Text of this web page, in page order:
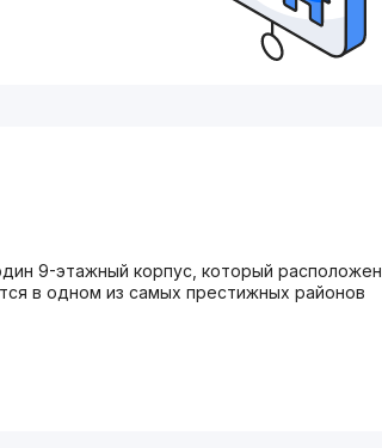
9-этажный корпус, который расположен
в одном из самых престижных районов
хорошо обустроенный